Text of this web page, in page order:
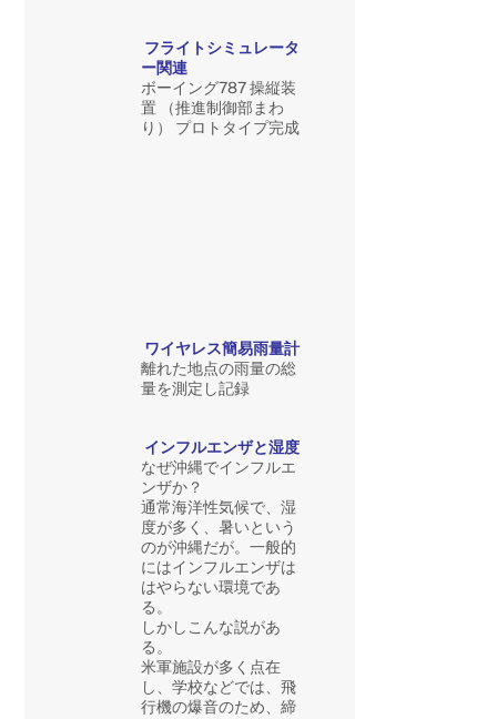
フライトシミュレータ
ー関連
ボーイング787 操縦装
置 （推進制御部まわ
り） プロトタイプ完成
ワイヤレス簡易雨量計
離れた地点の雨量の総
量を測定し記録
インフルエンザと湿度
なぜ沖縄でインフルエ
ンザか？
通常海洋性気候で、湿
度が多く、暑いという
のが沖縄だが。一般的
にはインフルエンザは
はやらない環境であ
る。
しかしこんな説があ
る。
米軍施設が多く点在
し、学校などでは、飛
行機の爆音のため、締